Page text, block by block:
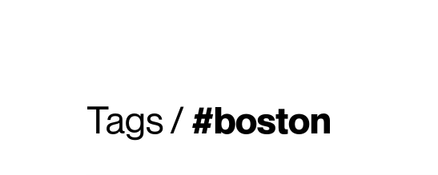
Tags/#boston